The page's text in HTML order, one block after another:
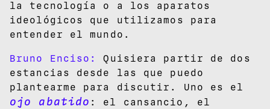
la tecnología o a los aparatos
ideológicos que utilizamos para
entender el mundo.
Bruno Enciso:
Quisiera partir de dos
estancias desde las que puedo
plantearme para discutir. Uno es el
ojo abatido : el cansancio, el